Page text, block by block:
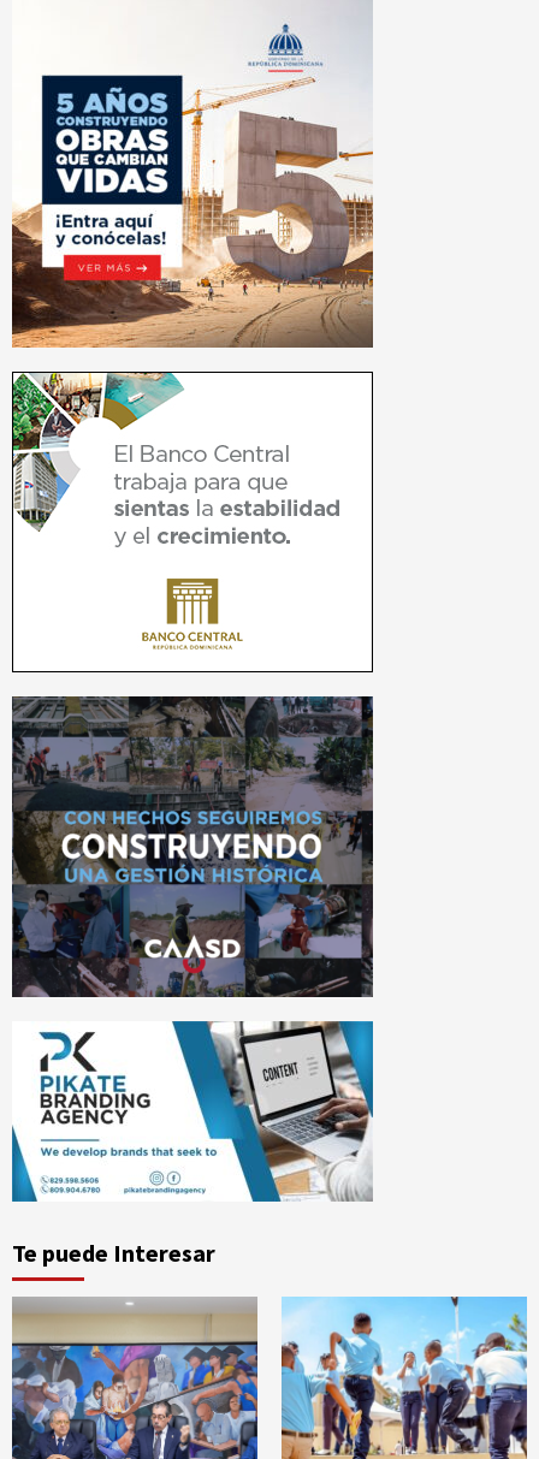
Te puede Interesar